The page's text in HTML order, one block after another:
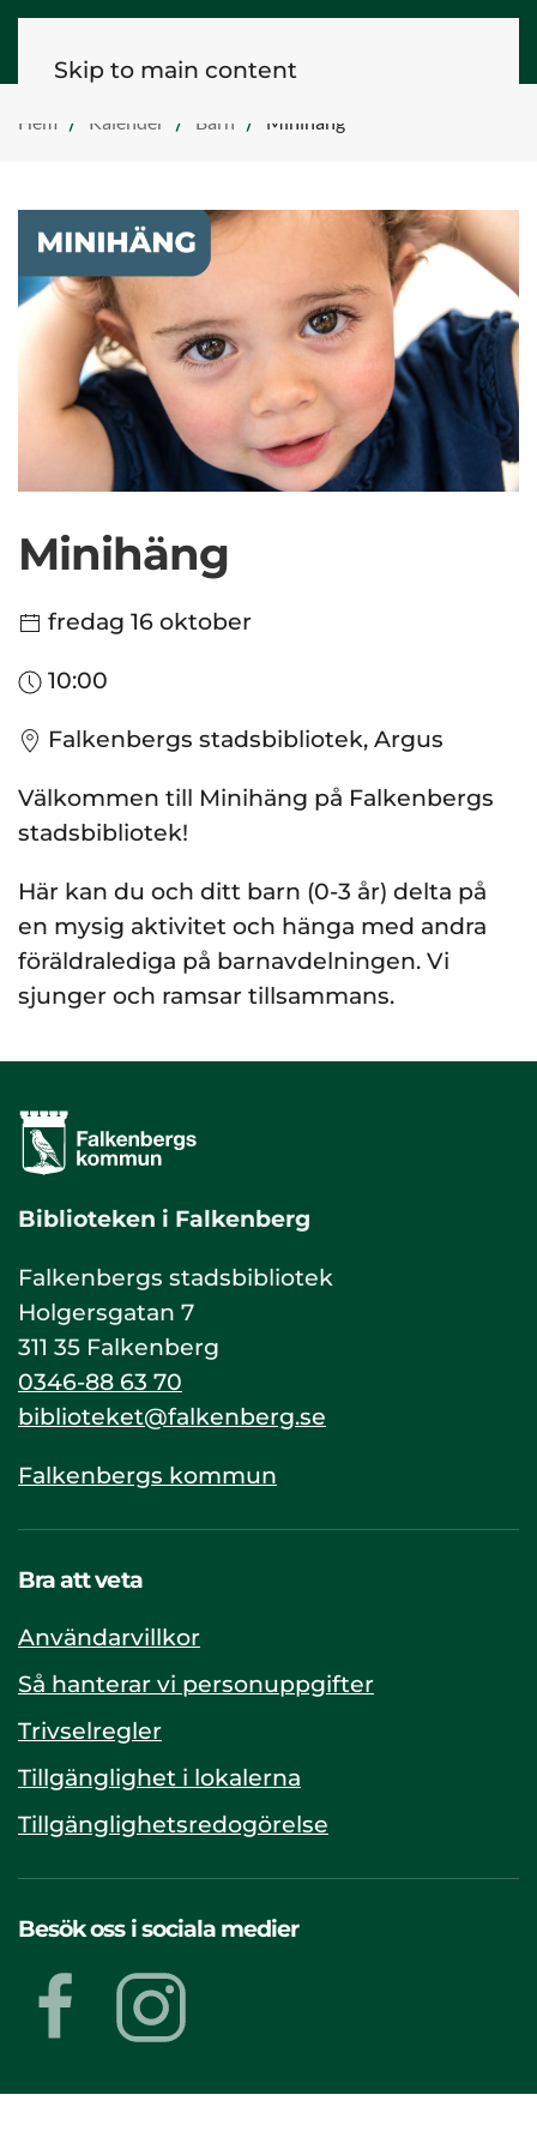
Skip to main content
Hem Kalender Barn Minihäng
Minihäng
fredag 16 oktober
10:00
Falkenbergs stadsbibliotek, Argus
Välkommen till Minihäng på Falkenbergs
stadsbibliotek!
Här kan du och ditt barn (0-3 år) delta på
en mysig aktivitet och hänga med andra
föräldralediga på barnavdelningen. Vi
sjunger och ramsar tillsammans.
Biblioteken i Falkenberg
Falkenbergs stadsbibliotek
Holgersgatan 7
311 35 Falkenberg
0346-88 63 70
biblioteket@falkenberg.se
Falkenbergs kommun
Bra att veta
Användarvillkor
Så hanterar vi personuppgifter
Trivselregler
Tillgänglighet i lokalerna
Tillgänglighetsredogörelse
Besök oss i sociala medier